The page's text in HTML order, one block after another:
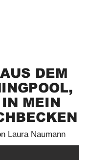
DEM
MEIN
Laura Naumann